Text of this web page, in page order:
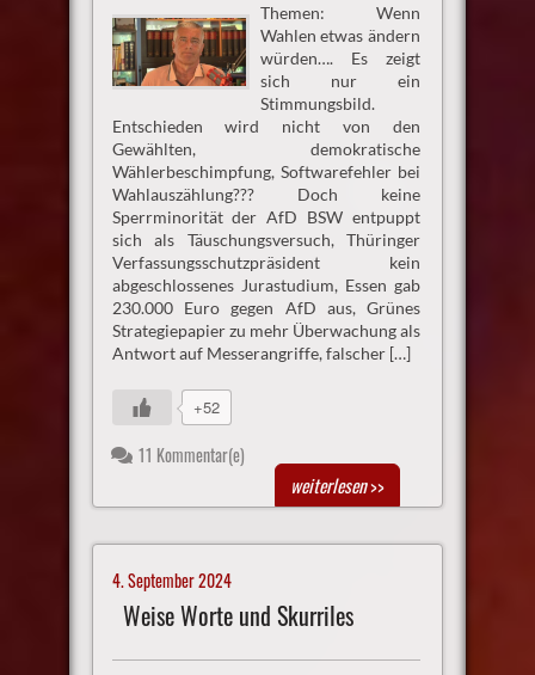
Themen: Wenn
Wahlen etwas ändern
würden…. Es zeigt
sich nur ein
Stimmungsbild.
Entschieden wird nicht von den
Gewählten, demokratische
Wählerbeschimpfung, Softwarefehler bei
Wahlauszählung??? Doch keine
Sperrminorität der AfD BSW entpuppt
sich als Täuschungsversuch, Thüringer
Verfassungsschutzpräsident kein
abgeschlossenes Jurastudium, Essen gab
230.000 Euro gegen AfD aus, Grünes
Strategiepapier zu mehr Überwachung als
Antwort auf Messerangriffe, falscher […]
+52
11 Kommentar(e)
weiterlesen>>
4. September 2024
Weise Worte und Skurriles